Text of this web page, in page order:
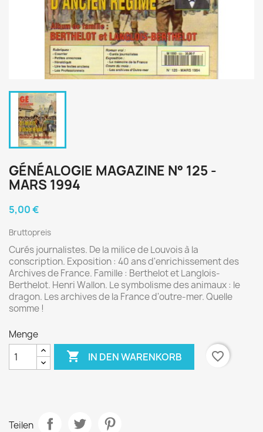
GÉNÉALOGIE MAGAZINE N° 125 -
MARS 1994
5,00 €
Bruttopreis
Curés journalistes. De la milice de Louvois à la
conscription. Exposition : 40 ans d'enrichissement des
Archives de France. Famille : Berthelot et Langlois-
Berthelot. Henri Wallon. Le symbolisme des animaux : le
dragon. Les archives de la France d'outre-mer. Quelle
somme !
Menge
 IN DEN WARENKORB favorite_border
Teilen